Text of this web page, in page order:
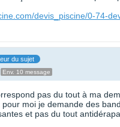
devis_piscine/0-74-
du sujet
Env. 10 message
pas du tout à ma
moi je demande des
et pas du tout